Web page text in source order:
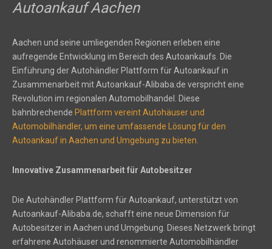
Autoankauf Aachen
Aachen und seine umliegenden Regionen erleben eine
aufregende Entwicklung im Bereich des Autoankaufs. Die
Einführung der Autohändler Plattform für Autoankauf in
Zusammenarbeit mit Autoankauf-Alibaba.de verspricht eine
Revolution im regionalen Automobilhandel. Diese
bahnbrechende Plattform vereint Autohäuser und
Automobilhändler, um eine umfassende Lösung für den
Autoankauf in Aachen und Umgebung zu bieten.
Innovative Zusammenarbeit für Autobesitzer
Die Autohändler Plattform für Autoankauf, unterstützt von
Autoankauf-Alibaba.de, schafft eine neue Dimension für
Autobesitzer in Aachen und Umgebung. Dieses Netzwerk bringt
erfahrene Autohäuser und renommierte Automobilhändler